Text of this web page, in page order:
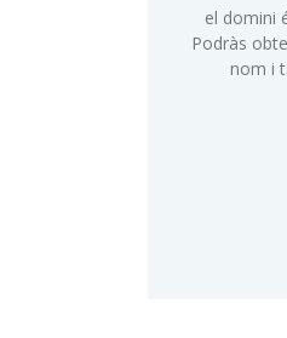
el domini
Podràs
nom i